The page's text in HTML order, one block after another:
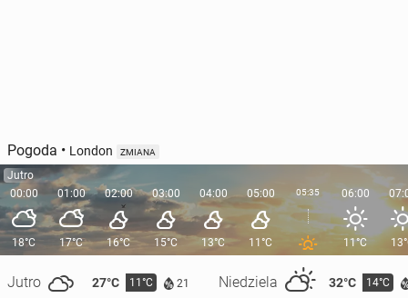
Pogoda • London ZMIANA
Jutro
00:00
18°C
Jutro 27°C 11°C 21 Niedziela 32°C 14°C
01:00
17°C
02:00
16°C
03:00
15°C
04:00
13°C
05:00
11°C
05:35 06:00
11°C